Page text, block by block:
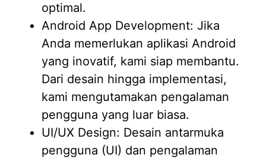
optimal.
Android App Development: Jika
Anda memerlukan aplikasi Android
yang inovatif, kami siap membantu.
Dari desain hingga implementasi,
kami mengutamakan pengalaman
pengguna yang luar biasa.
UI/UX Design: Desain antarmuka
pengguna (UI) dan pengalaman